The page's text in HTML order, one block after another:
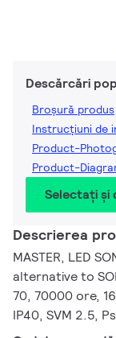
Descărcări
Broșură produs
Instrucțiuni de
Product-
Product-
Selectați și
Descrierea
MASTER, LED
alternative to
70, 70000 ore,
IP40, SVM 2.5,